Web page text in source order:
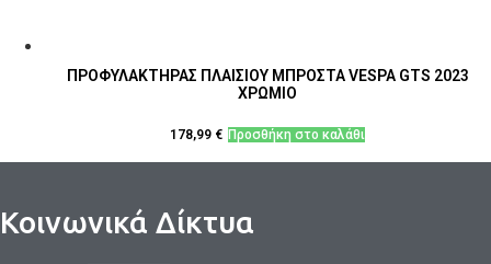
ΠΡΟΦΥΛΑΚΤΗΡΑΣ ΠΛΑΙΣΙΟΥ ΜΠΡΟΣΤΑ VESPA GTS 2023
ΧΡΩΜΙΟ
178,99 € Προσθήκη στο καλάθι
Κοινωνικά Δίκτυα